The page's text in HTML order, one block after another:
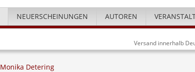
NEUERSCHEINUNGEN AUTOREN
Versand innerhalb
Monika Detering